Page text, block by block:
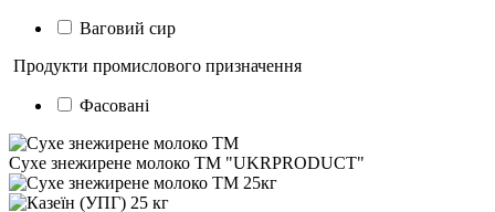
Ваговий сир
Продукти промислового призначення
Фасовані
Сухе знежирене молоко ТМ "UKRPRODUCT"
25кг